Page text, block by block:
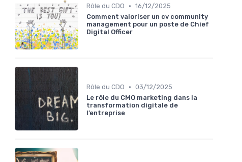
Rôle du CDO • 16/12/2025
Comment valoriser un cv community
management pour un poste de Chief
Digital Officer
Rôle du CDO • 03/12/2025
Le rôle du CMO marketing dans la
transformation digitale de
l’entreprise